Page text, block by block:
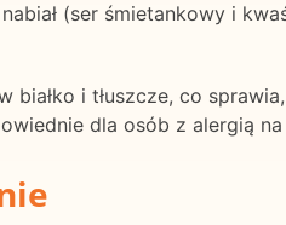
(ser śmietankowy i
białko i tłuszcze, co
dla osób z alergią na